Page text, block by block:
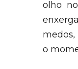
olho
o